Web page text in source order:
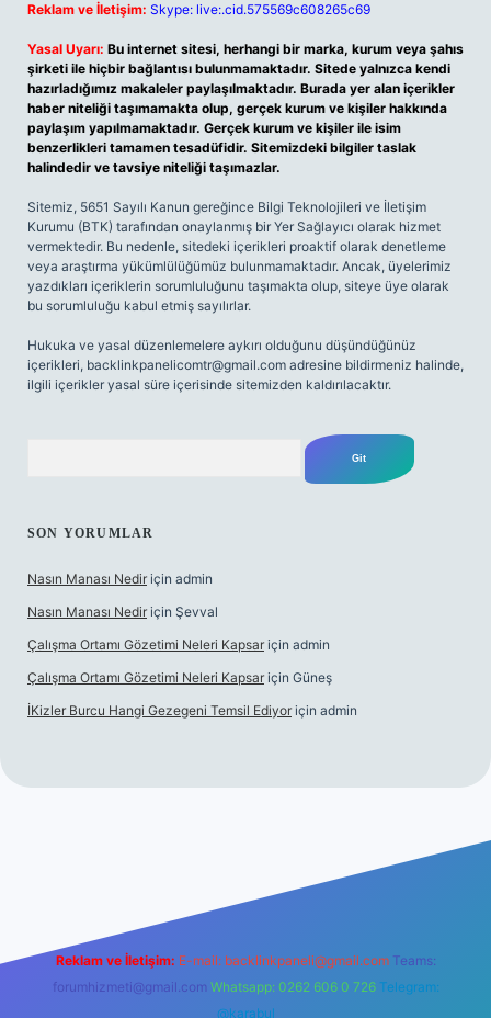
Reklam ve İletişim: Skype: live:.cid.575569c608265c69
Yasal Uyarı: Bu internet sitesi, herhangi bir marka, kurum veya şahıs
şirketi ile hiçbir bağlantısı bulunmamaktadır. Sitede yalnızca kendi
hazırladığımız makaleler paylaşılmaktadır. Burada yer alan içerikler
haber niteliği taşımamakta olup, gerçek kurum ve kişiler hakkında
paylaşım yapılmamaktadır. Gerçek kurum ve kişiler ile isim
benzerlikleri tamamen tesadüfidir. Sitemizdeki bilgiler taslak
halindedir ve tavsiye niteliği taşımazlar.
Sitemiz, 5651 Sayılı Kanun gereğince Bilgi Teknolojileri ve İletişim
Kurumu (BTK) tarafından onaylanmış bir Yer Sağlayıcı olarak hizmet
vermektedir. Bu nedenle, sitedeki içerikleri proaktif olarak denetleme
veya araştırma yükümlülüğümüz bulunmamaktadır. Ancak, üyelerimiz
yazdıkları içeriklerin sorumluluğunu taşımakta olup, siteye üye olarak
bu sorumluluğu kabul etmiş sayılırlar.
Hukuka ve yasal düzenlemelere aykırı olduğunu düşündüğünüz
içerikleri, backlinkpanelicomtr@gmail.com adresine bildirmeniz halinde,
ilgili içerikler yasal süre içerisinde sitemizden kaldırılacaktır.
SON YORUMLAR
Nasın Manası Nedir için admin
Nasın Manası Nedir için Şevval
Çalışma Ortamı Gözetimi Neleri Kapsar için admin
Çalışma Ortamı Gözetimi Neleri Kapsar için Güneş
İKizler Burcu Hangi Gezegeni Temsil Ediyor için admin
Reklam ve İletişim: E-mail: backlinkpaneli@gmail.com Teams:
forumhizmeti@gmail.com Whatsapp: 0262 606 0 726 Telegram:
@karabul